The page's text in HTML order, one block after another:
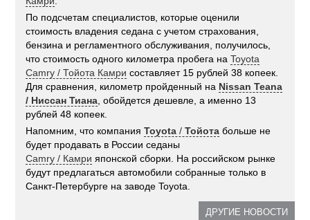
По подсчетам специалистов, которые оценили
стоимость владения седана с учетом страхования,
бензина и регламентного обслуживания, получилось,
что стоимость одного километра пробега наToyota
Camry / Тойота Камри составляет 15 рублей 38 копеек.
Для сравнения, километр пройденный на Nissan Teana
/ Ниссан Тиана , обойдется дешевле, а именно 13
рублей 48 копеек.
Напомним, что компанияToyota /Тойота больше не
будет продавать в России седаны
Camry / Камри японской сборки. На российском рынке
будут предлагаться автомобили собранные только в
Санкт-Петербурге на заводе Toyota.
ДРУГИЕ НОВОСТИ